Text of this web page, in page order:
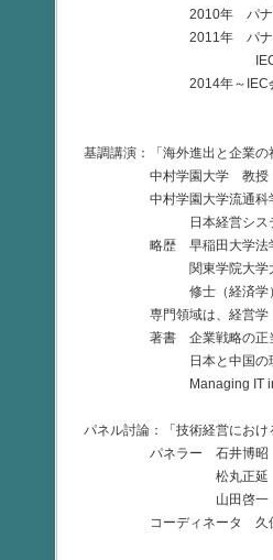
2010年 パナソニック
2011年 パナソニッ
IEC（国際電気標
2014年～IEC会
基調講演：「海外進出と企業
中村学園大学 教授 山
中村学園大学流通科学部
日本経営システム学会
略歴 早稲田大学法学
関東学院大学大学院
修士（経済学） 博
専門領域は、経営学（経
著書 企業戦略の正当性
日本と中国の現代企業
Managing IT in
パネル討論：「技術経営におけ
パネラー 石井博昭（関西
松丸正延（神奈川大学
山田啓一（中村学園大
コーディネータ 久保田